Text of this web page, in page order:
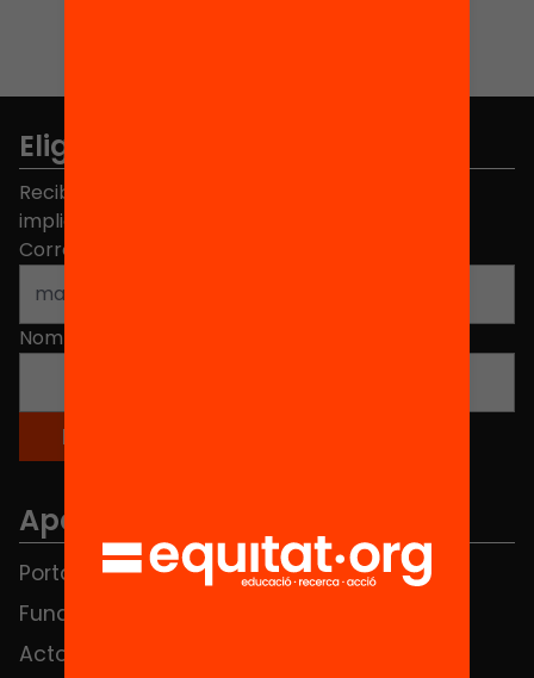
Elige equidad
Recibe contenidos, iniciativas y proyectos para
implicarte.
Correo electrónico
Nombre
Apartados
Portada
Fundación
Actos
FAQS